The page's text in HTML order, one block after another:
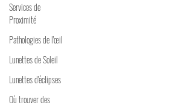
Services de
Proximité
Pathologies de l'œil
Lunettes de Soleil
Lunettes d'éclipses
Où trouver des